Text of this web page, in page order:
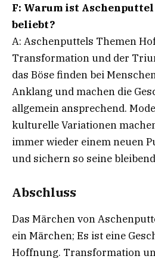
F: Warum ist
beliebt?
A: Aschenputtels Themen
Transformation und der
das Böse finden bei
Anklang und machen die
allgemein ansprechend.
kulturelle Variationen
immer wieder einem neuen
und sichern so seine
Abschluss
Das Märchen von
ein Märchen; Es ist eine
Hoffnung. Transformation